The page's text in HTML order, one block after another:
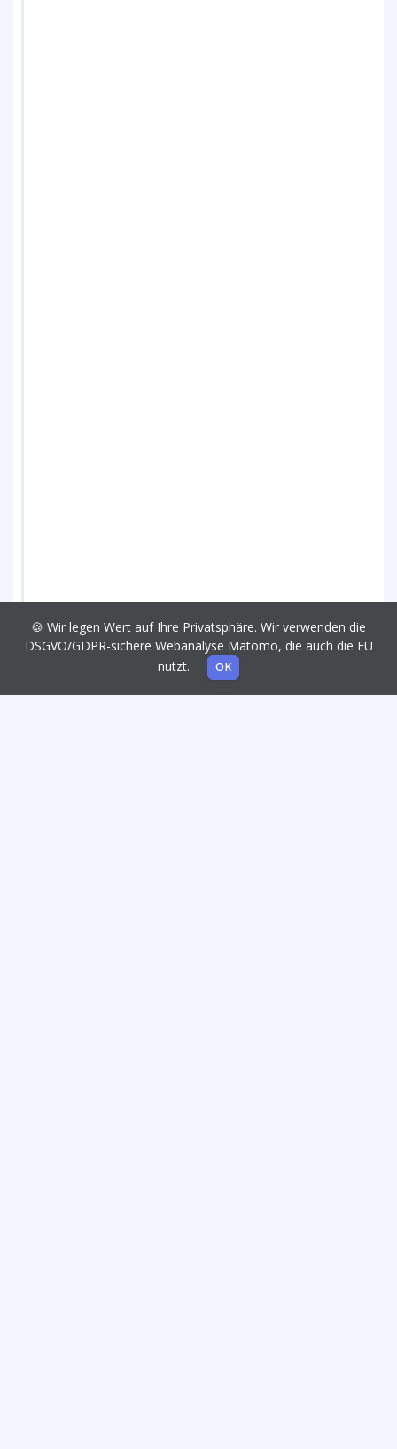
🍪 Wir legen Wert auf Ihre Privatsphäre. Wir verwenden die
DSGVO/GDPR-sichere Webanalyse Matomo, die auch die EU
nutzt.
OK